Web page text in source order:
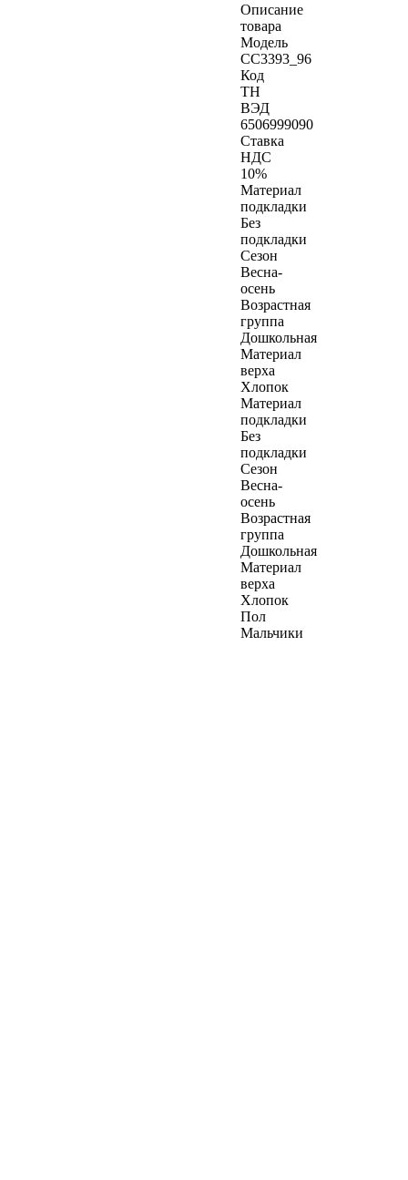
Описание
товара
Модель
CC3393_96
Код
ТН
ВЭД
6506999090
Ставка
НДС
10%
Материал
подкладки
Без
подкладки
Сезон
Весна-
осень
Возрастная
группа
Дошкольная
Материал
верха
Хлопок
Материал
подкладки
Без
подкладки
Сезон
Весна-
осень
Возрастная
группа
Дошкольная
Материал
верха
Хлопок
Пол
Мальчики